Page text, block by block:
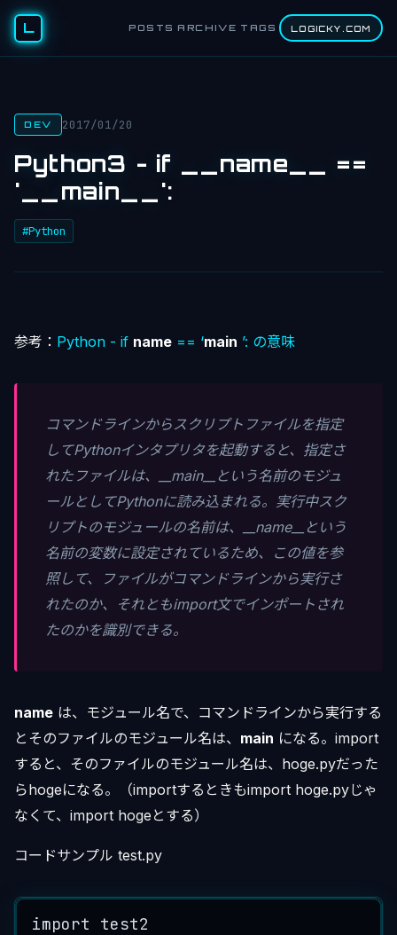
L POSTS ARCHIVE TAGS LOGICKY.COM
DEV 2017/01/20
Python3 - if __name__ ==
'__main__':
#Python
参考： Python - if name == ‘main ’: の意味
コマンドラインからスクリプトファイルを指定
してPythonインタプリタを起動すると、指定さ
れたファイルは、__main__という名前のモジュ
ールとしてPythonに読み込まれる。実行中スク
リプトのモジュールの名前は、__name__という
名前の変数に設定されているため、この値を参
照して、ファイルがコマンドラインから実行さ
れたのか、それともimport文でインポートされ
たのかを識別できる。
name は、モジュール名で、コマンドラインから実行する
とそのファイルのモジュール名は、 main になる。import
すると、そのファイルのモジュール名は、hoge.pyだった
らhogeになる。（importするときもimport hoge.pyじゃ
なくて、import hogeとする）
コードサンプル test.py
import test2